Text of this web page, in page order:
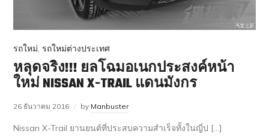
รถใหม่,รถใหม่ต่างประเทศ
หลุดจริง!!! ยลโฉมอเนกประสงค์หน้า
ใหม่ NISSAN X-TRAIL แดนมังกร
26 ธันวาคม 2016 by Manbuster
Nissan X-Trail ยานยนต์ที่ประสบความสำเร็จทั้งในญี่ป […]